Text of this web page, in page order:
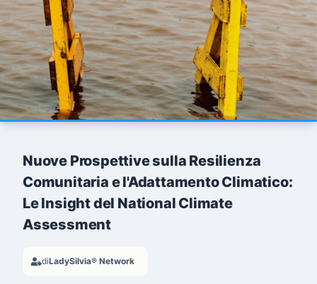
Nuove Prospettive sulla Resilienza
Comunitaria e l'Adattamento Climatico:
Le Insight del National Climate
Assessment
diLadySilvia® Network